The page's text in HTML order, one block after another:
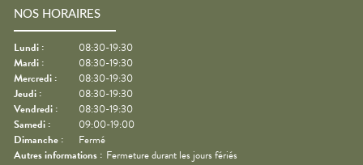
NOS HORAIRES
Lundi :
08:30-19:30
Mardi :
08:30-19:30
Mercredi :
08:30-19:30
Jeudi :
08:30-19:30
Vendredi :
08:30-19:30
Samedi :
09:00-19:00
Dimanche :
Fermé
Autres informations : Fermeture durant les jours fériés